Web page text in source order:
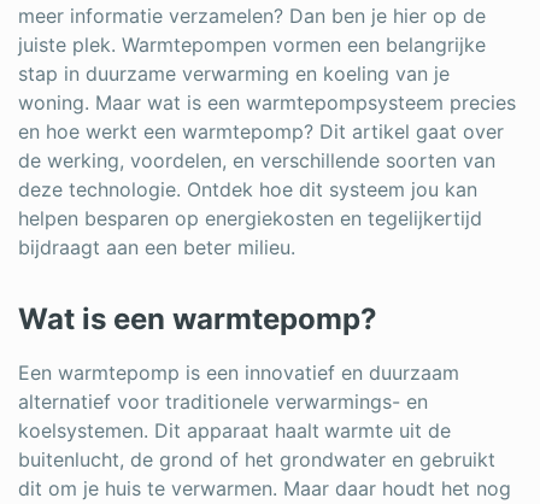
Stukadoor
Tegelzetter
Vloeren
Vochtbestrijding
Warmtepomp
Zonwering
Bent u een vakspecialist?
Log in
meer informatie verzamelen? Dan ben je hier op de
juiste plek. Warmtepompen vormen een belangrijke
stap in duurzame verwarming en koeling van je
woning. Maar wat is een warmtepompsysteem precies
en hoe werkt een warmtepomp? Dit artikel gaat over
de werking, voordelen, en verschillende soorten van
deze technologie. Ontdek hoe dit systeem jou kan
helpen besparen op energiekosten en tegelijkertijd
bijdraagt aan een beter milieu.
Wat is een warmtepomp?
Een warmtepomp is een innovatief en duurzaam
alternatief voor traditionele verwarmings- en
koelsystemen. Dit apparaat haalt warmte uit de
buitenlucht, de grond of het grondwater en gebruikt
dit om je huis te verwarmen. Maar daar houdt het nog